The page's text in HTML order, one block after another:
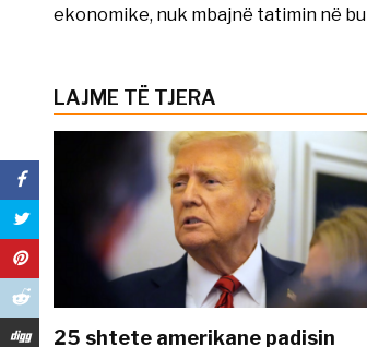
ekonomike, nuk mbajnë tatimin në
LAJME TË TJERA
25 shtete amerikane padisin